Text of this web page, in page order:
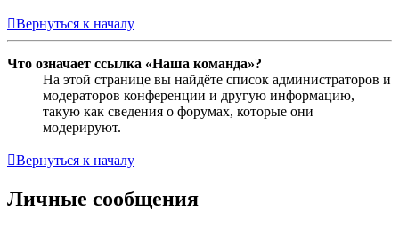
Вернуться к началу
Что означает ссылка «Наша команда»?
На этой странице вы найдёте список администраторов и
модераторов конференции и другую информацию,
такую как сведения о форумах, которые они
модерируют.
Вернуться к началу
Личные сообщения